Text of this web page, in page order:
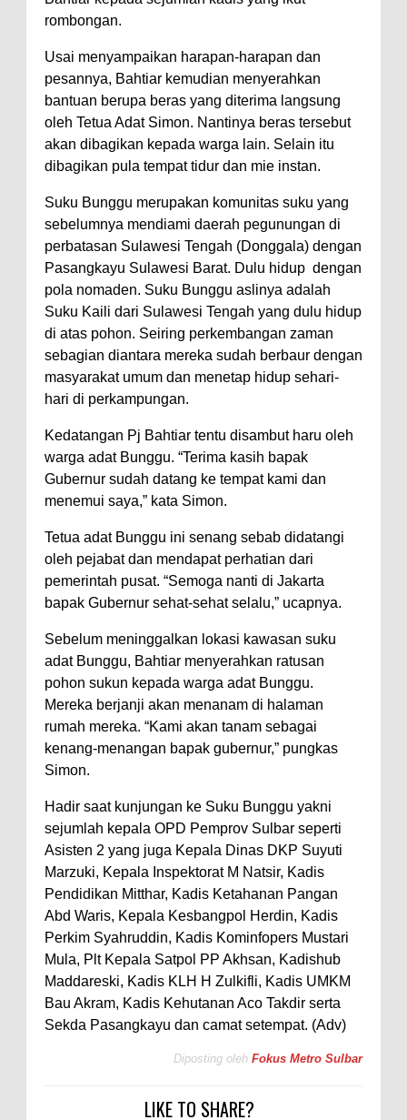
rombongan.
Usai menyampaikan harapan-harapan dan
pesannya, Bahtiar kemudian menyerahkan
bantuan berupa beras yang diterima langsung
oleh Tetua Adat Simon. Nantinya beras tersebut
akan dibagikan kepada warga lain. Selain itu
dibagikan pula tempat tidur dan mie instan.
Suku Bunggu merupakan komunitas suku yang
sebelumnya mendiami daerah pegunungan di
perbatasan Sulawesi Tengah (Donggala) dengan
Pasangkayu Sulawesi Barat. Dulu hidup dengan
pola nomaden. Suku Bunggu aslinya adalah
Suku Kaili dari Sulawesi Tengah yang dulu hidup
di atas pohon. Seiring perkembangan zaman
sebagian diantara mereka sudah berbaur dengan
masyarakat umum dan menetap hidup sehari-
hari di perkampungan.
Kedatangan Pj Bahtiar tentu disambut haru oleh
warga adat Bunggu. “Terima kasih bapak
Gubernur sudah datang ke tempat kami dan
menemui saya,” kata Simon.
Tetua adat Bunggu ini senang sebab didatangi
oleh pejabat dan mendapat perhatian dari
pemerintah pusat. “Semoga nanti di Jakarta
bapak Gubernur sehat-sehat selalu,” ucapnya.
Sebelum meninggalkan lokasi kawasan suku
adat Bunggu, Bahtiar menyerahkan ratusan
pohon sukun kepada warga adat Bunggu.
Mereka berjanji akan menanam di halaman
rumah mereka. “Kami akan tanam sebagai
kenang-menangan bapak gubernur,” pungkas
Simon.
Hadir saat kunjungan ke Suku Bunggu yakni
sejumlah kepala OPD Pemprov Sulbar seperti
Asisten 2 yang juga Kepala Dinas DKP Suyuti
Marzuki, Kepala Inspektorat M Natsir, Kadis
Pendidikan Mitthar, Kadis Ketahanan Pangan
Abd Waris, Kepala Kesbangpol Herdin, Kadis
Perkim Syahruddin, Kadis Kominfopers Mustari
Mula, Plt Kepala Satpol PP Akhsan, Kadishub
Maddareski, Kadis KLH H Zulkifli, Kadis UMKM
Bau Akram, Kadis Kehutanan Aco Takdir serta
Sekda Pasangkayu dan camat setempat. (Adv)
Diposting oleh Fokus Metro Sulbar
LIKE TO SHARE?